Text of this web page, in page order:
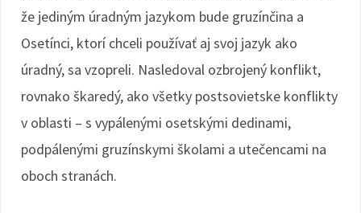
že jediným úradným jazykom bude gruzínčina a
Osetínci, ktorí chceli používať aj svoj jazyk ako
úradný, sa vzopreli. Nasledoval ozbrojený konflikt,
rovnako škaredý, ako všetky postsovietske konflikty
v oblasti – s vypálenými osetskými dedinami,
podpálenými gruzínskymi školami a utečencami na
oboch stranách.